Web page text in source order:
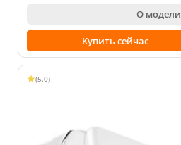
О модели
Купить сейчас
(5.0)